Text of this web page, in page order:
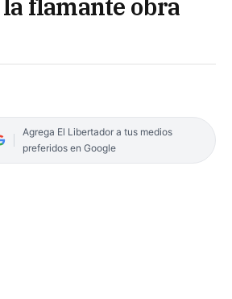
flamante obra
Agrega El Libertador a tus medios
preferidos en Google